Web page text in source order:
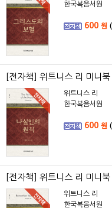
한국복음서원
600 원 (
[전자책] 위트니스 리 미니
위트니스 리
한국복음서원
600 원 (
[전자책] 위트니스 리 미니
위트니스 리
한국복음서원